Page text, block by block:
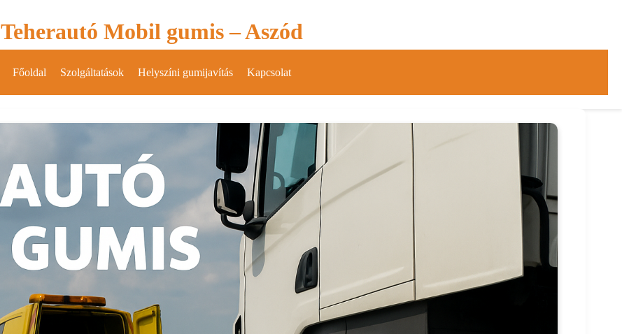
Teherautó Mobil gumis – Aszód
Főoldal Szolgáltatások Helyszíni gumijavítás Kapcsolat